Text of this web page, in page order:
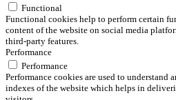
Functional
Functional cookies help to perform certain
content of the website on social media
third-party features.
Performance
Performance
Performance cookies are used to understand
indexes of the website which helps in